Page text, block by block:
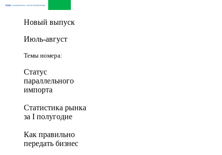
Новый выпуск
Июль-август
Темы номера:
Статус
параллельного
импорта
Статистика рынка
за I полугодие
Как правильно
передать бизнес